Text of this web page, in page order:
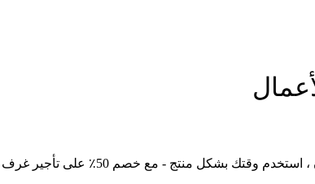
بشكل منتج - مع خصم 50٪ على تأجير غرف المؤتمرات.